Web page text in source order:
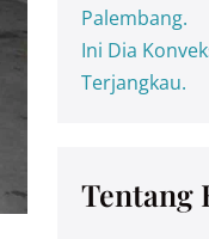
Palembang.
Ini Dia
Terjangkau.
Tentang